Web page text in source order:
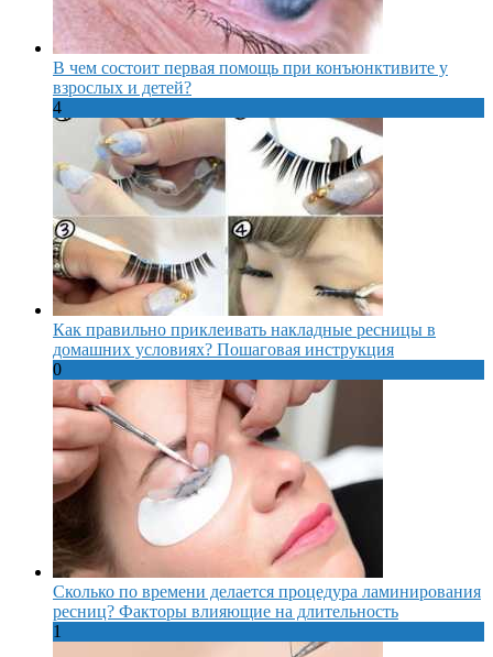
В чем состоит первая помощь при конъюнктивите у
взрослых и детей?
4
Как правильно приклеивать накладные ресницы в
домашних условиях? Пошаговая инструкция
0
Сколько по времени делается процедура ламинирования
ресниц? Факторы влияющие на длительность
1